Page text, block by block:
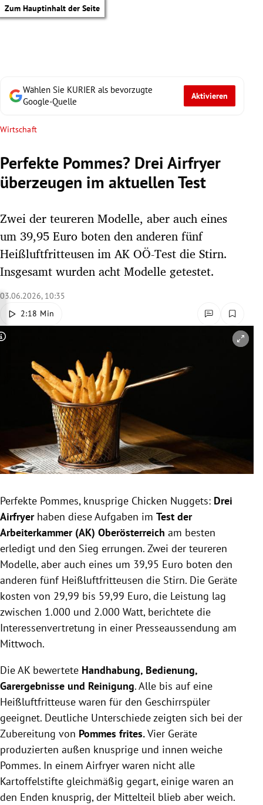
Zum Hauptinhalt der Seite
Untermenü
Untermenü
Untermenü
Untermenü
Untermenü
Untermenü
Untermenü
Untermenü
Untermenü
Untermenü
Wählen Sie KURIER als bevorzugte
Google-Quelle
Aktivieren
Wirtschaft
Perfekte Pommes? Drei Airfryer
überzeugen im aktuellen Test
Zwei der teureren Modelle, aber auch eines
um 39,95 Euro boten den anderen fünf
Heißluftfritteusen im AK OÖ-Test die Stirn.
Insgesamt wurden acht Modelle getestet.
03.06.2026, 10:35
2:18 Min
Copyright-Hinweis öffnen/schließen
Perfekte Pommes, knusprige Chicken Nuggets: Drei
Airfryer haben diese Aufgaben im Test der
Arbeiterkammer (AK) Oberösterreich am besten
erledigt und den Sieg errungen. Zwei der teureren
Modelle, aber auch eines um 39,95 Euro boten den
anderen fünf Heißluftfritteusen die Stirn. Die Geräte
kosten von 29,99 bis 59,99 Euro, die Leistung lag
zwischen 1.000 und 2.000 Watt, berichtete die
Interessenvertretung in einer Presseaussendung am
Mittwoch.
Die AK bewertete Handhabung, Bedienung,
Garergebnisse und Reinigung. Alle bis auf eine
Heißluftfritteuse waren für den Geschirrspüler
geeignet. Deutliche Unterschiede zeigten sich bei der
Zubereitung von Pommes frites.Vier Geräte
produzierten außen knusprige und innen weiche
Pommes. In einem Airfryer waren nicht alle
Kartoffelstifte gleichmäßig gegart, einige waren an
den Enden knusprig, der Mittelteil blieb aber weich.